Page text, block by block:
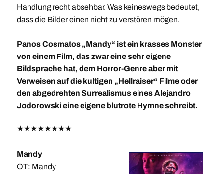
Handlung recht absehbar. Was keineswegs bedeutet,
dass die Bilder einen nicht zu verstören mögen.
Panos Cosmatos „Mandy“ ist ein krasses Monster
von einem Film, das zwar eine sehr eigene
Bildsprache hat, dem Horror-Genre aber mit
Verweisen auf die kultigen „Hellraiser“ Filme oder
den abgedrehten Surrealismus eines Alejandro
Jodorowski eine eigene blutrote Hymne schreibt.
★★★★★★★★
Mandy
OT: Mandy